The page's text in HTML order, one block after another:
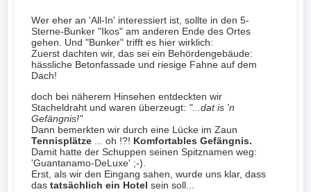
Wer eher an 'All-In' interessiert ist, sollte in den 5-
Sterne-Bunker "Ikos" am anderen Ende des Ortes
gehen. Und "Bunker" trifft es hier wirklich:
Zuerst dachten wir, das sei ein Behördengebäude:
hässliche Betonfassade und riesige Fahne auf dem
Dach!
doch bei näherem Hinsehen entdeckten wir
Stacheldraht und waren überzeugt: "...dat is 'n
Gefängnis!"
Dann bemerkten wir durch eine Lücke im Zaun
Tennisplätze ... oh !?! Komfortables Gefängnis.
Damit hatte der Schuppen seinen Spitznamen weg:
'Guantanamo-DeLuxe' ;-).
Erst, als wir den Eingang sahen, wurde uns klar, dass
dastatsächlich ein Hotel sein soll...